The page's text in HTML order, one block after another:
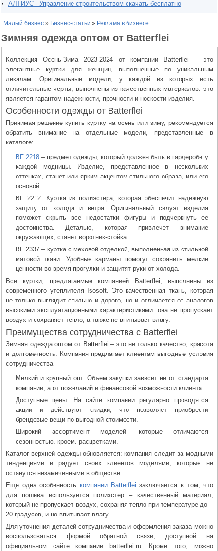
АЛТИУС - Управление строительством скачать бесплатно
Малый бизнес » Бизнес-статьи » Реклама в бизнесе
Зимняя одежда оптом от Batterflei
Коллекция Осень-Зима 2023-2024 от компании Batterflei – это
элегантные куртки для женщин, выполненные по уникальным
лекалам. Оригинальные модели, у каждой из которых есть
отличительные черты, выполнены из качественных материалов: это
является гарантом надежности, прочности и носкости изделия.
Особенности одежды от Batterflei
Принимая решение купить куртку на осень или зиму, рекомендуется
обратить внимание на отдельные модели, представленные в
каталоге:
BF 2218 – предмет одежды, который должен быть в гардеробе у
каждой модницы. Изделие, представленное в нескольких
оттенках, станет или ярким акцентом стильного образа, или его
основой.
BF 2212. Куртка из полиэстера, которая обеспечит надежную
защиту от холода и ветра. Оригинальный силуэт изделия
поможет скрыть все недостатки фигуры и подчеркнуть ее
достоинства. Деталью, которая привлечет внимание
окружающих, станет воротник-стойка.
BF 2337 – куртка с меховой отделкой, выполненная из стильной
матовой ткани. Удобные карманы помогут сохранить мелкие
ценности во время прогулки и защитят руки от холода.
Все куртки, предлагаемые компанией Batterflei, выполнены из
современного утеплителя Isosoft. Это качественная ткань, которая
не только выглядит стильно и дорого, но и отличается от аналогов
высокими эксплуатационными характеристиками: она не пропускает
воздух и сохраняет тепло, а также не впитывает влагу.
Преимущества сотрудничества с Batterflei
Зимняя одежда оптом от Batterflei – это не только качество, красота
и долговечность. Компания предлагает клиентам выгодные условия
сотрудничества:
Мелкий и крупный опт. Объем закупки зависит не от стандарта
компании, а от пожеланий и финансовой возможности клиента.
Доступные цены. На сайте компании регулярно проводятся
акции и действуют скидки, что позволяет приобрести
брендовые вещи по выгодной стоимости.
Широкий ассортимент моделей, которые отличаются
сезонностью, кроем, расцветками.
Каталог верхней одежды обновляется: компания следит за модными
тенденциями и радует своих клиентов моделями, которые не
останутся незамеченными в обществе.
Еще одна особенностькомпании Batterflei заключается в том, что
для пошива используется полиэстер – качественный материал,
который не пропускает воздух, сохраняя тепло при температуре до –
20 градусов, и не впитывает влагу.
Для уточнения деталей сотрудничества и оформления заказа можно
воспользоваться формой обратной связи, доступной на
официальном сайте компании batterflei.ru. Кроме того, можно